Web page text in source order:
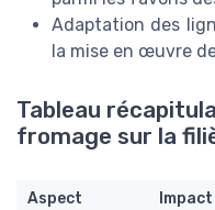
Adaptation des
la mise en œuvre
Tableau
fromage sur la
Aspect
Impact